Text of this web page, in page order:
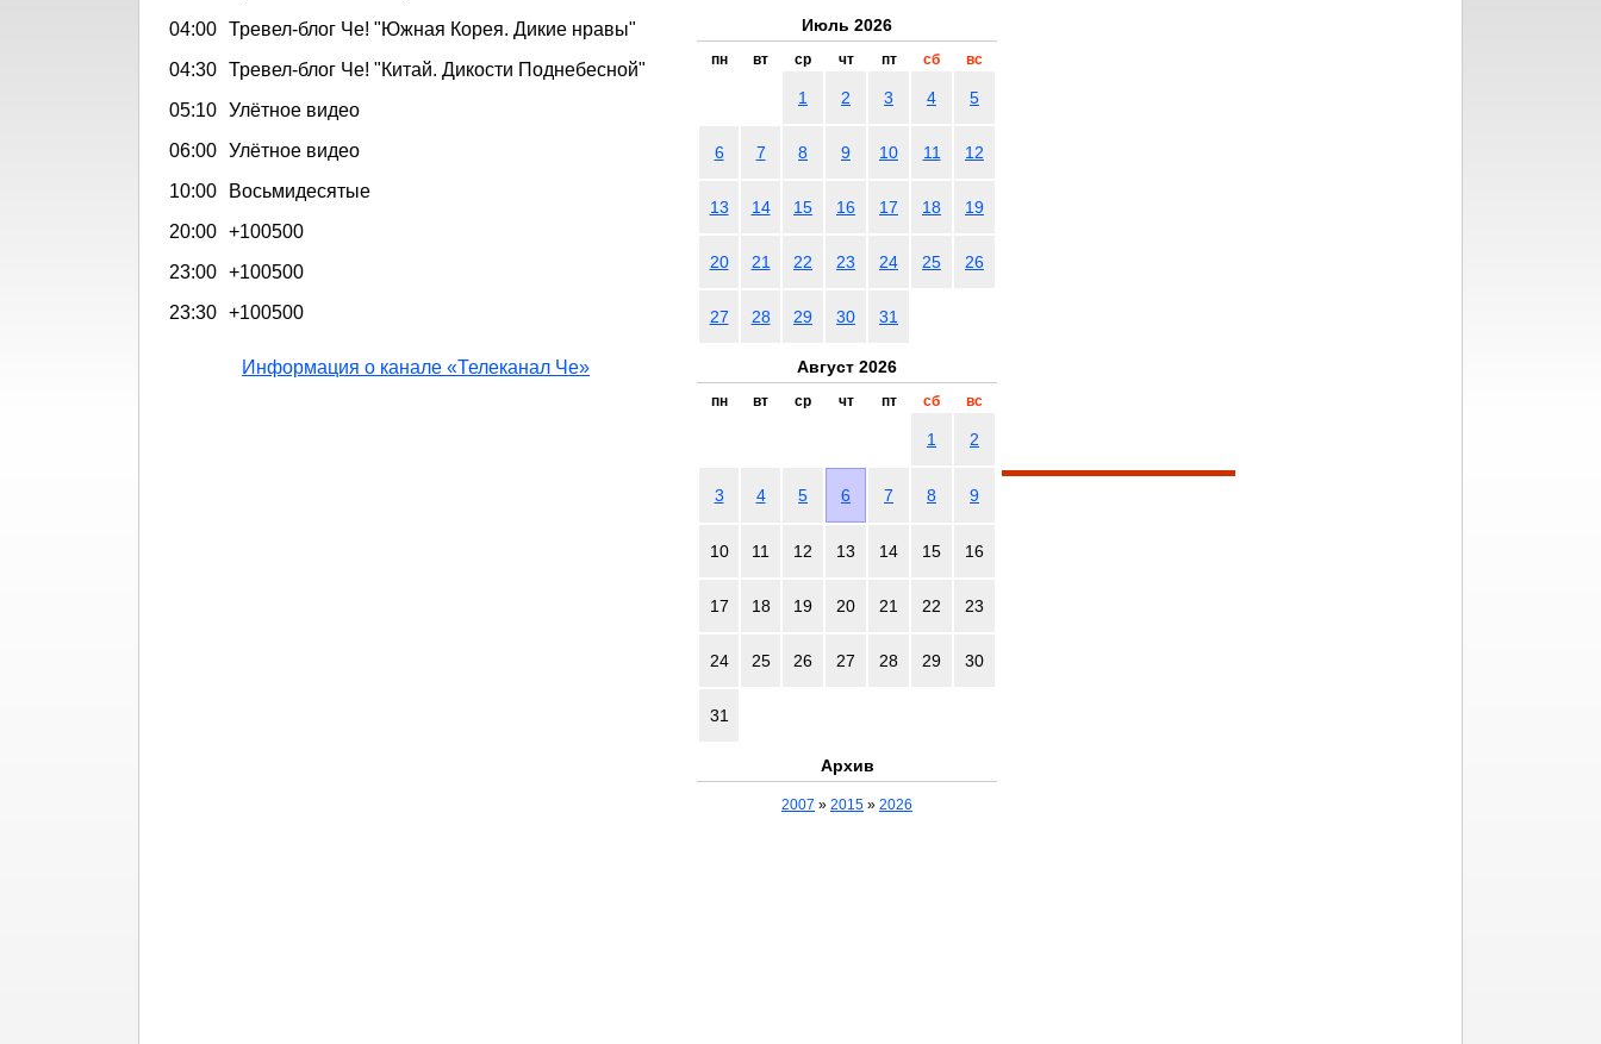
04:00 Тревел-блог Че! "Южная Корея. Дикие нравы"
04:30 Тревел-блог Че! "Китай. Дикости Поднебесной"
05:10 Улётное видео
06:00 Улётное видео
10:00
Восьмидесятые
20:00 +100500
23:00 +100500
23:30 +100500
Информация о канале «Телеканал Че»
Июль 2026
пн вт ср чт пт сб вс
1 2 3 4 5
6 7 8 9 10 11 12
13 14 15 16 17 18 19
20 21 22 23 24 25 26
27 28 29 30 31
Август 2026
пн вт ср чт пт сб вс
1 2
3 4 5 6 7 8 9
10 11 12 13 14 15 16
17 18 19 20 21 22 23
24 25 26 27 28 29 30
31
Архив
2007 » 2015 » 2026